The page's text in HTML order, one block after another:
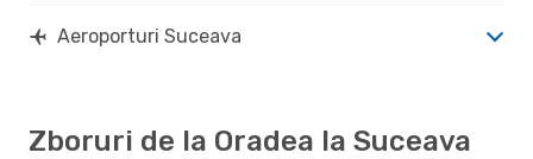
Aeroporturi Suceava
Zboruri de la Oradea la Suceava